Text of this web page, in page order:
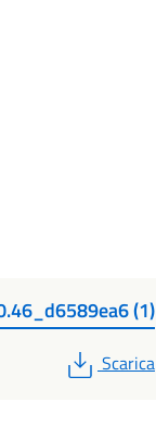
(1)
PDF
Scarica